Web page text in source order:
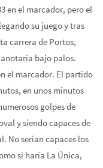
en el marcador, pero el
su juego y tras
carrera de Portos,
bajo palos.
el marcador. El partido
en unos minutos
golpes de
y siendo capaces de
No serían capaces los
sí haría La Única,